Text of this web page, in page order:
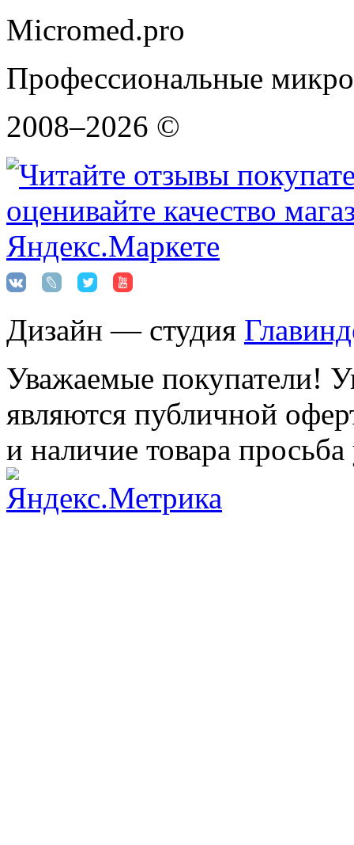
Micromed.pro
Профессиональные
2008–2026 ©
Дизайн — студия
Уважаемые покупатели!
являются публичной
и наличие товара